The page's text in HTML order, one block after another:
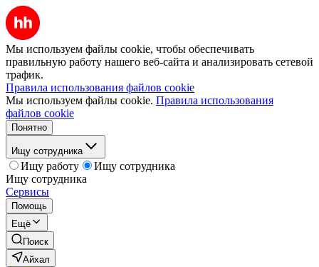
Мы используем файлы cookie, чтобы обеспечивать
правильную работу нашего веб-сайта и анализировать сетевой
трафик.
Правила использования файлов cookie
Мы используем файлы cookie. Правила использования
файлов cookie
Понятно
Ищу сотрудника
Ищу работу
Ищу сотрудника
Ищу сотрудника
Сервисы
Помощь
Ещё
Поиск
Айхал